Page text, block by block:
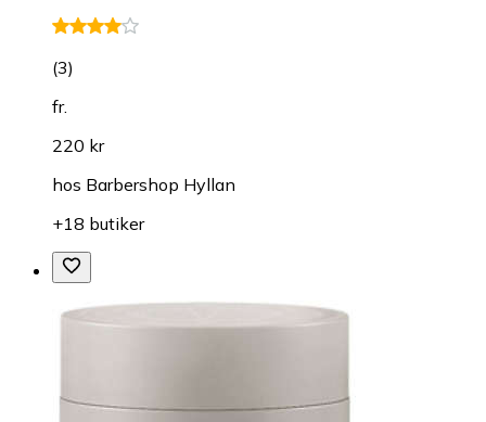
(3)
fr.
220 kr
hos Barbershop Hyllan
+18 butiker